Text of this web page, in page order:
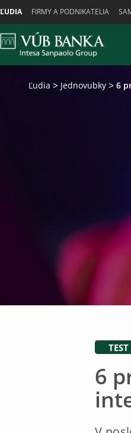
ĽUDIA FIRMY A PODNIKATELIA
Ľudia Jednovubky 6
TEST
6